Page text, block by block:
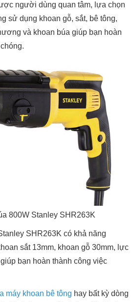
người dùng quan tâm, lựa chọn
sử dụng khoan gỗ, sắt, bê tông,
và khoan búa giúp bạn hoàn
800W Stanley SHR263K
SHR263K có khả năng
sắt 13mm, khoan gỗ 30mm, lực
bạn hoàn thành công việc
máy khoan bê tông hay bất kỳ dòng